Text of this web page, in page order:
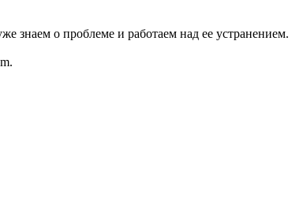
знаем о проблеме и работаем над ее устранением.